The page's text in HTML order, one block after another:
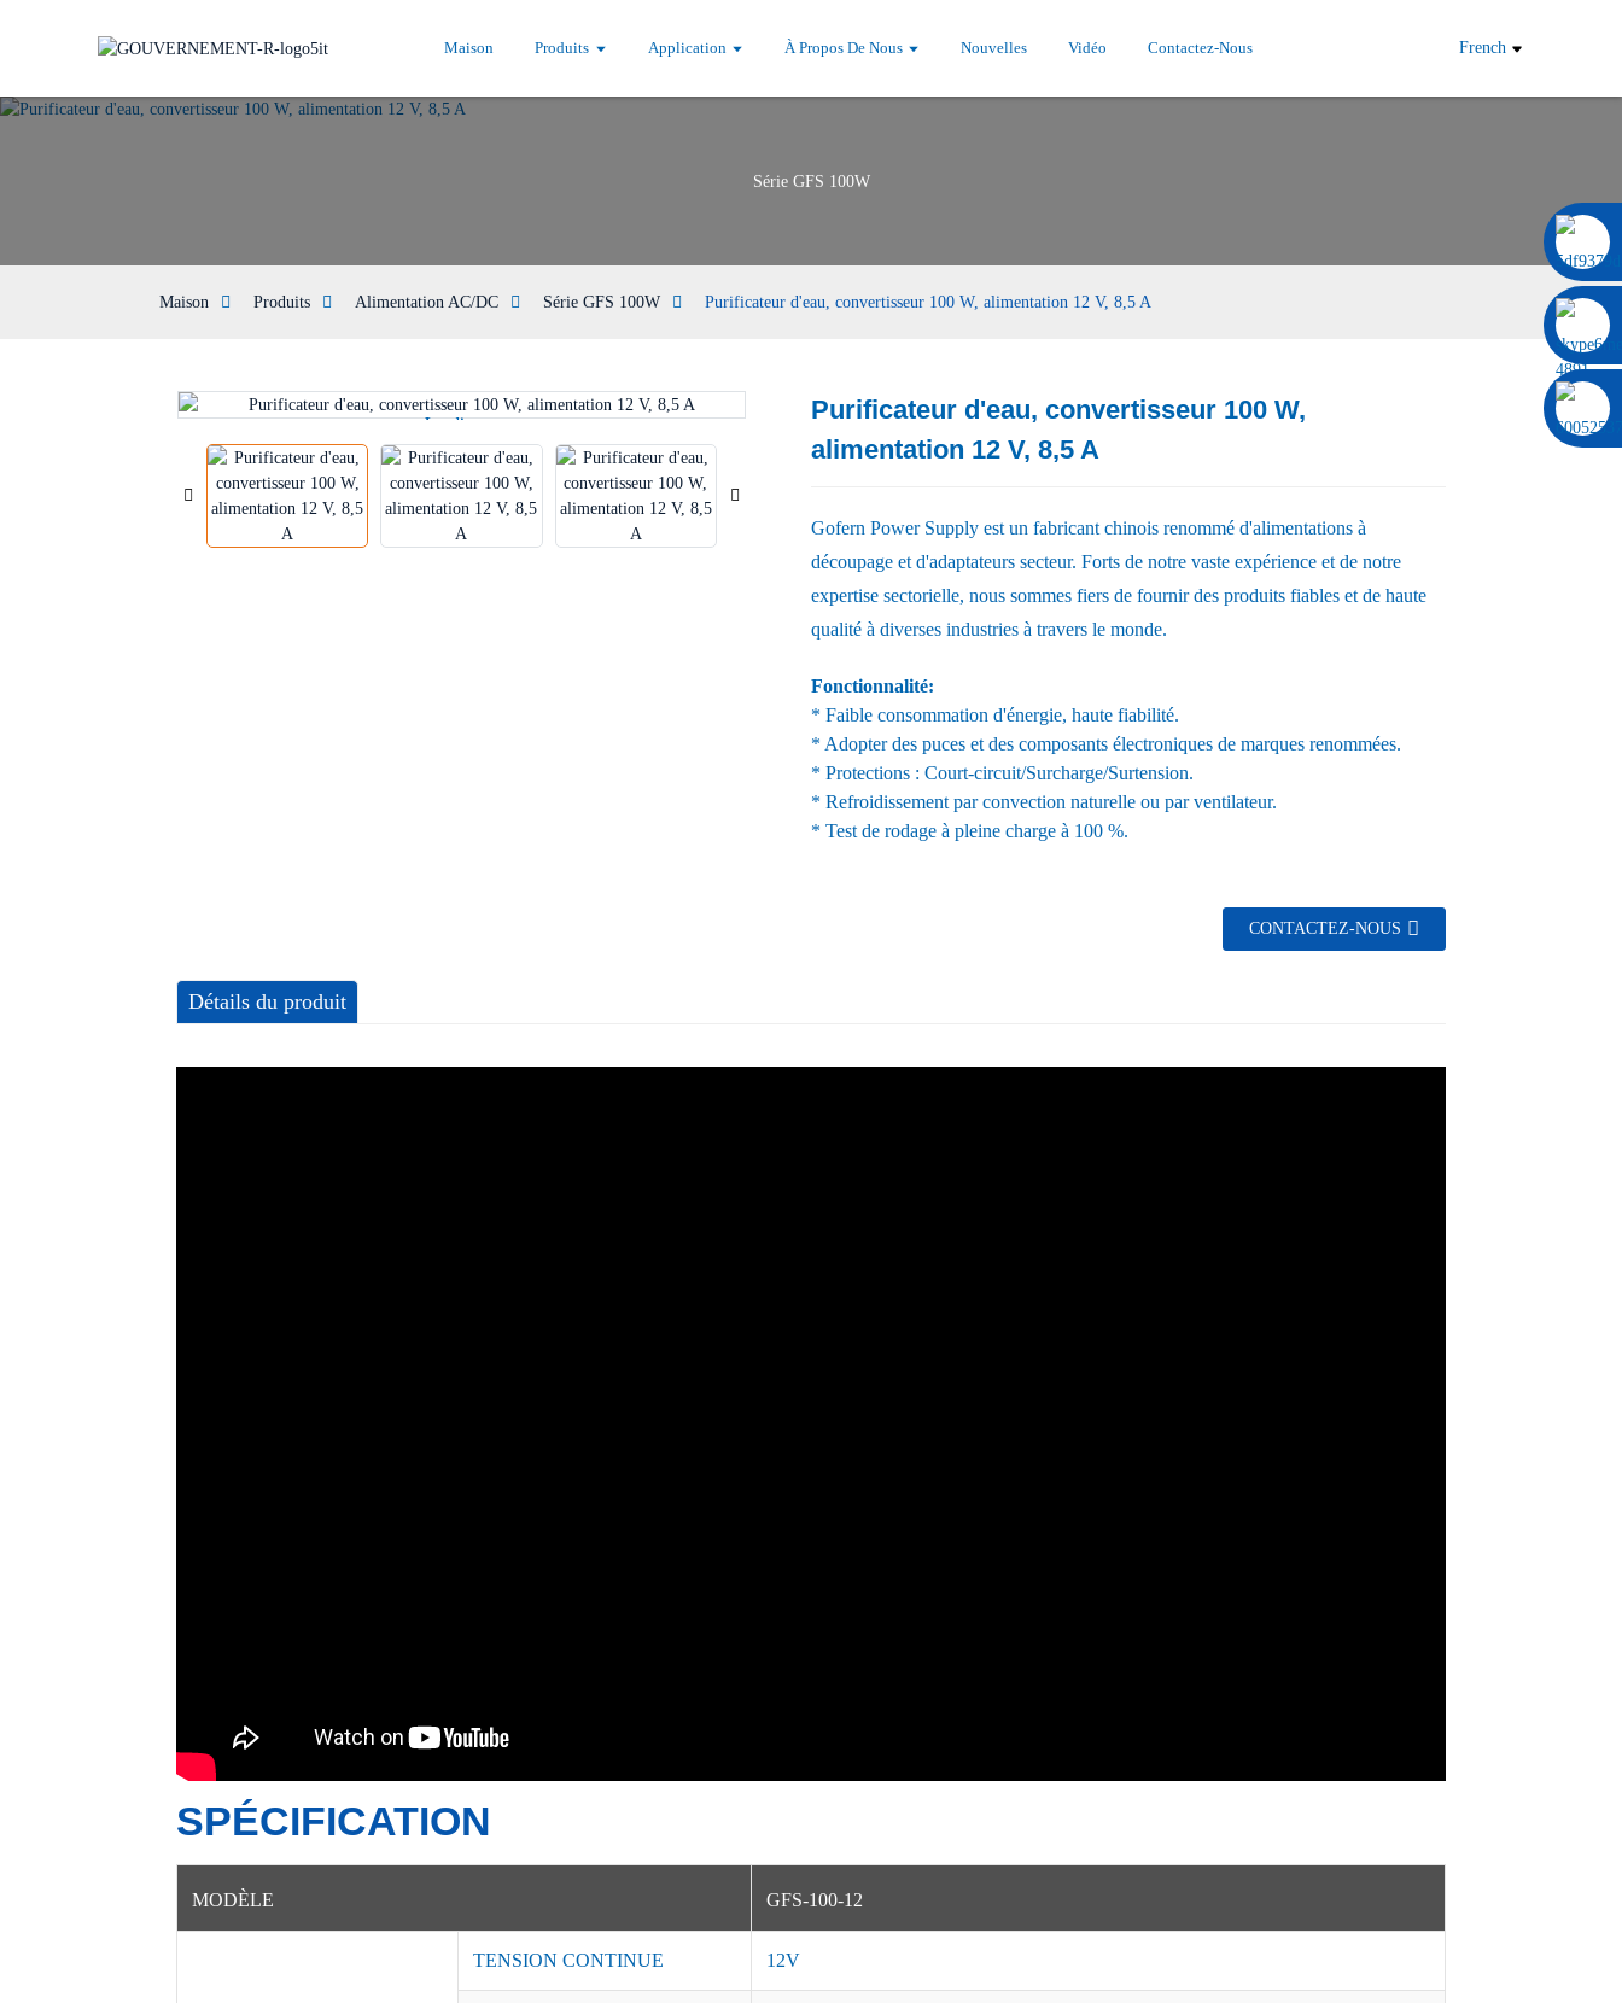
Maison Produits Application À Propos De Nous Nouvelles Vidéo Contactez-Nous French
Série GFS 100W
Maison Produits Alimentation AC/DC Série GFS 100W Purificateur d'eau, convertisseur 100 W, alimentation 12 V, 8,5 A
Loading...
Loading... Loading...
Loading...
Purificateur d'eau, convertisseur 100 W,
alimentation 12 V, 8,5 A
Gofern Power Supply est un fabricant chinois renommé d'alimentations à
découpage et d'adaptateurs secteur. Forts de notre vaste expérience et de notre
expertise sectorielle, nous sommes fiers de fournir des produits fiables et de haute
qualité à diverses industries à travers le monde.
Fonctionnalité:
* Faible consommation d'énergie, haute fiabilité.
* Adopter des puces et des composants électroniques de marques renommées.
* Protections : Court-circuit/Surcharge/Surtension.
* Refroidissement par convection naturelle ou par ventilateur.
* Test de rodage à pleine charge à 100 %.
CONTACTEZ-NOUS
Détails du produit
SPÉCIFICATION
MODÈLE GFS-100-12
TENSION CONTINUE 12V